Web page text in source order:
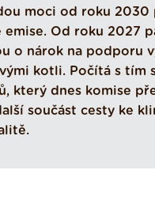
moci od roku 2030
emise. Od roku 2027
o nárok na podporu
kotli. Počítá s tím
který dnes komise
součást cesty ke